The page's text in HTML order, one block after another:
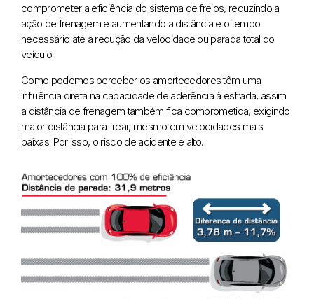
comprometer a eficiência do sistema de freios, reduzindo a
ação de frenagem e aumentando a distância e o tempo
necessário até a redução da velocidade ou parada total do
veículo.
Como podemos perceber os amortecedores têm uma
influência direta na capacidade de aderência à estrada, assim
a distância de frenagem também fica comprometida, exigindo
maior distância para frear, mesmo em velocidades mais
baixas. Por isso, o risco de acidente é alto.